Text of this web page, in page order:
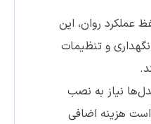
عملکرد روان، این
و تنظیمات
نیاز به نصب
هزینه اضافی